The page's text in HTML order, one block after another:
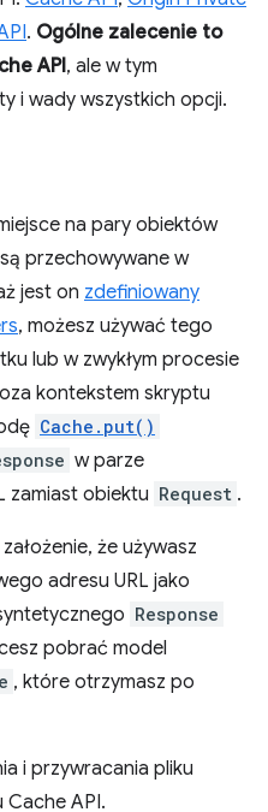
. Ogólne zalecenie to
API, ale w tym
i wady wszystkich opcji.
na pary obiektów
przechowywane w
jest on zdefiniowany
, możesz używać tego
lub w zwykłym procesie
kontekstem skryptu
Cache.put()
w parze
zamiast obiektu Request .
że używasz
adresu URL jako
Response
pobrać model
, które otrzymasz po
i przywracania pliku
API.